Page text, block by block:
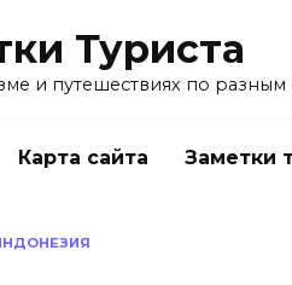
Туриста
и путешествиях по разным
Карта сайта Заметки